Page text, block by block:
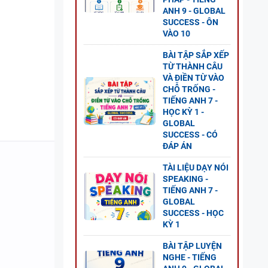
ANH 9 - GLOBAL
SUCCESS - ÔN
VÀO 10
BÀI TẬP SẮP XẾP
TỪ THÀNH CÂU
VÀ ĐIỀN TỪ VÀO
CHỖ TRỐNG -
TIẾNG ANH 7 -
HỌC KỲ 1 -
GLOBAL
SUCCESS - CÓ
ĐÁP ÁN
TÀI LIỆU DẠY NÓI
SPEAKING -
TIẾNG ANH 7 -
GLOBAL
SUCCESS - HỌC
KỲ 1
BÀI TẬP LUYỆN
NGHE - TIẾNG